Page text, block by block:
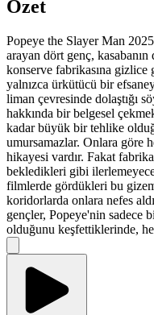
Özet
Popeye the Slayer Man
arayan dört genç, kasabanın
konserve fabrikasına gizlice
yalnızca ürkütücü bir
liman çevresinde dolaştığı
hakkında bir belgesel
kadar büyük bir tehlike
umursamazlar. Onlara göre
hikayesi vardır. Fakat
bekledikleri gibi
filmlerde gördükleri bu
koridorlarda onlara nefes
gençler, Popeye'nin sadece
olduğunu keşfettiklerinde,